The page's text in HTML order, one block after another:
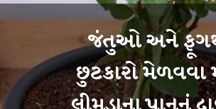
જંતુઓ અને
છુટકારો મેળવવા